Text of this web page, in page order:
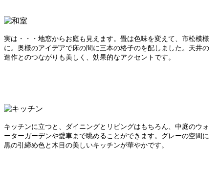
実は・・・地窓からお庭も見えます。 畳は色味を変えて、市松模様
に。 奥様のアイデアで床の間に三本の格子のを配しました。 天井の
造作とのつながりも美しく、効果的なアクセントです。
キッチンに立つと、ダイニングとリビングはもちろん、中庭のウォ
ーターガーデンや愛車まで眺めることができます。グレーの空間に
黒の引締め色と木目の美しいキッチンが華やかです。